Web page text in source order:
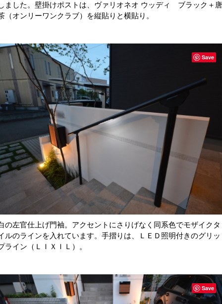
ました。壁掛けポストは、ヴァリオネオ ウッディ ブラック＋唐
（オンリーワンクラブ）を縦貼りと横貼り。
の左官仕上げ門袖。アクセントにさりげなく同系色でモザイクタ
ルのラインを入れています。手摺りは、ＬＥＤ照明付きのグリッ
ライン（ＬＩＸＩＬ）。
Save
Save